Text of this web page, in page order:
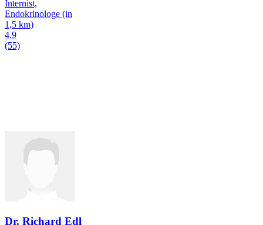
Internist,
Endokrinologe (in
1,5 km)
4,9
(55)
Dr. Richard Edl